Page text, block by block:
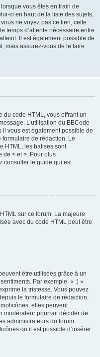
vous êtes en train de
ci en haut de la liste des sujets,
ne voyez pas ce lien, cette
temps d’attente nécessaire entre
Il est également possible de
mais assurez-vous de le faire
du code HTML, vous offrant un
L’utilisation du BBCode
il vous est également possible de
formulaire de rédaction. Le
HTML, les balises sont
de < et >. Pour plus
consulter le guide qui est
sur ce forum. La majeure
avec du code HTML peut être
être utilisées grâce à un
Par exemple, « :) »
la tristesse. Vous pouvez
le formulaire de rédaction.
elles peuvent
modérateur pourrait décider de
administrateurs du forum
qu’il est possible d’insérer